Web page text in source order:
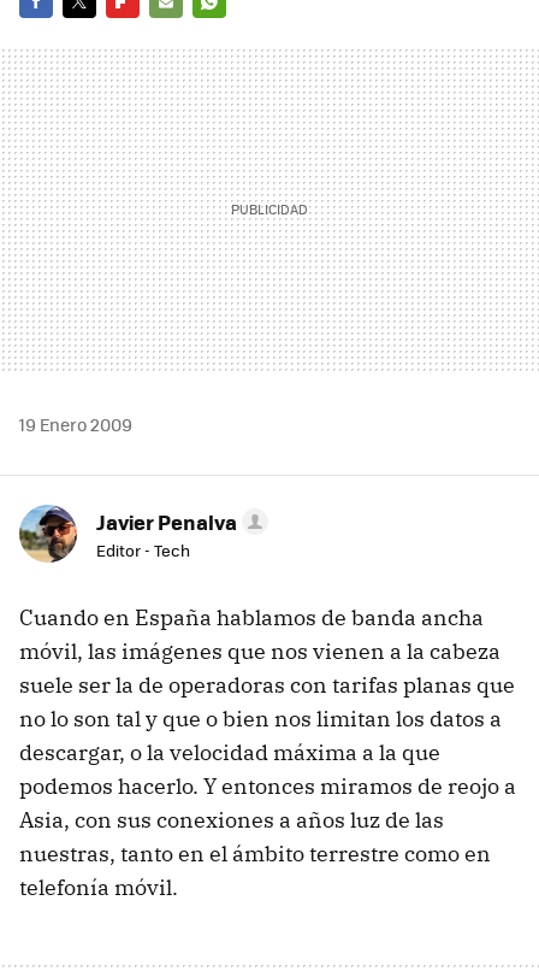
MAIL
19 Enero 2009
Javier Penalva
Editor - Tech
Cuando en España hablamos de banda ancha
móvil, las imágenes que nos vienen a la cabeza
suele ser la de operadoras con tarifas planas que
no lo son tal y que o bien nos limitan los datos a
descargar, o la velocidad máxima a la que
podemos hacerlo. Y entonces miramos de reojo a
Asia, con sus conexiones a años luz de las
nuestras, tanto en el ámbito terrestre como en
telefonía móvil.